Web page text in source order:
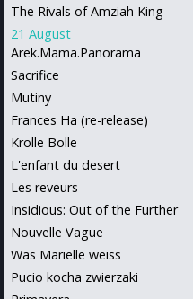
The Rivals of Amziah King
21 August
Arek.Mama.Panorama
Sacrifice
Mutiny
Frances Ha (re-release)
Krolle Bolle
L'enfant du desert
Les reveurs
Insidious: Out of the Further
Nouvelle Vague
Was Marielle weiss
Pucio kocha zwierzaki